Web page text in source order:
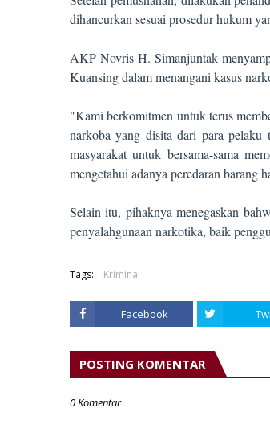
dihancurkan sesuai prosedur hukum
AKP Novris H. Simanjuntak
Kuansing dalam menangani kasus
"Kami berkomitmen untuk terus
narkoba yang disita dari para pelaku
masyarakat untuk bersama-sama
mengetahui adanya peredaran barang
Selain itu, pihaknya menegaskan
penyalahgunaan narkotika, baik
Tags: Kriminal
Facebook
POSTING KOMENTAR
0 Komentar